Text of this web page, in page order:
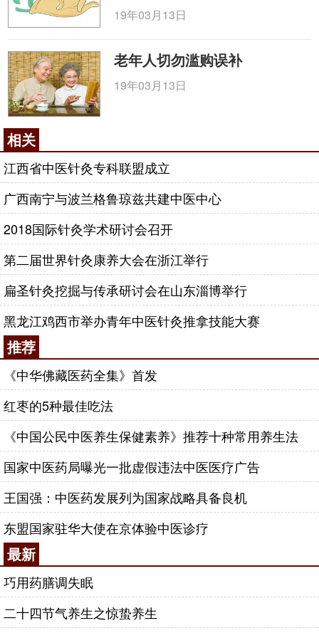
19年03月13日
老年人切勿滥购误补
19年03月13日
相关
江西省中医针灸专科联盟成立
广西南宁与波兰格鲁琼兹共建中医中心
2018国际针灸学术研讨会召开
第二届世界针灸康养大会在浙江举行
扁圣针灸挖掘与传承研讨会在山东淄博举行
黑龙江鸡西市举办青年中医针灸推拿技能大赛
推荐
《中华佛藏医药全集》首发
红枣的5种最佳吃法
《中国公民中医养生保健素养》推荐十种常用养生法
国家中医药局曝光一批虚假违法中医医疗广告
王国强：中医药发展列为国家战略具备良机
东盟国家驻华大使在京体验中医诊疗
最新
巧用药膳调失眠
二十四节气养生之惊蛰养生